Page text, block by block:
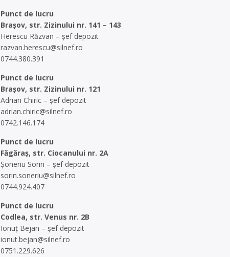
Punct de lucru
Brașov, str. Zizinului nr. 141 – 143
Herescu Răzvan – șef depozit
razvan.herescu@silnef.ro
0744.380.391
Punct de lucru
Brașov, str. Zizinului nr. 121
Adrian Chiric – șef depozit
adrian.chiric@silnef.ro
0742.146.174
Punct de lucru
Făgăraș, str. Ciocanului nr. 2A
Șoneriu Sorin – șef depozit
sorin.soneriu@silnef.ro
0744.924.407
Punct de lucru
Codlea, str. Venus nr. 2B
Ionuț Bejan – șef depozit
ionut.bejan@silnef.ro
0751.229.626